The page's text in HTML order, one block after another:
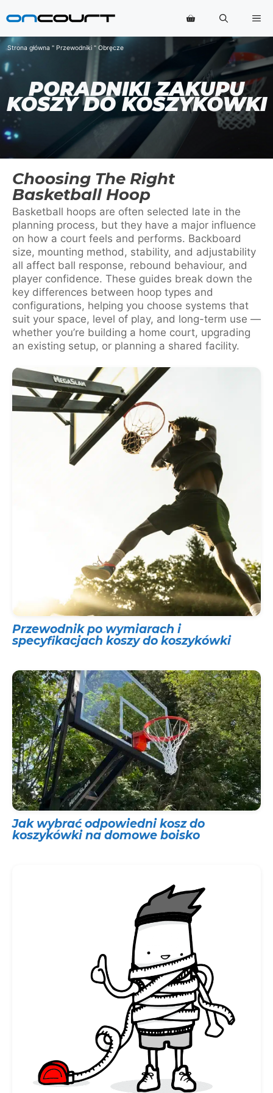
do
Strona główna " Przewodniki " Obręcze
PORADNIKI ZAKUPU
KOSZY DO KOSZYKÓWKI
Choosing The Right
Basketball Hoop
Basketball hoops are often selected late in the
planning process, but they have a major influence
on how a court feels and performs. Backboard
size, mounting method, stability, and adjustability
all affect ball response, rebound behaviour, and
player confidence. These guides break down the
key differences between hoop types and
configurations, helping you choose systems that
suit your space, level of play, and long-term use —
whether you’re building a home court, upgrading
an existing setup, or planning a shared facility.
Przewodnik po wymiarach i
specyfikacjach koszy do koszykówki
Jak wybrać odpowiedni kosz do
koszykówki na domowe boisko